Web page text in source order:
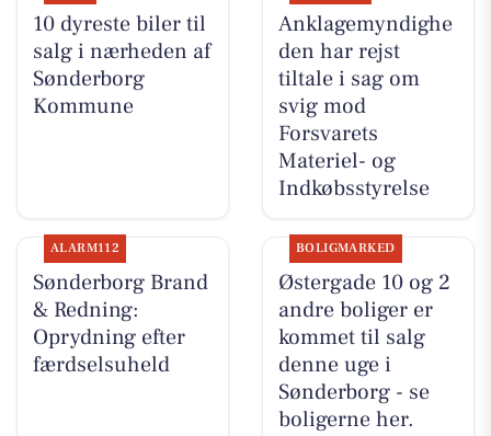
10 dyreste biler til
salg i nærheden af
Sønderborg
Kommune
Anklagemyndighe
den har rejst
tiltale i sag om
svig mod
Forsvarets
Materiel- og
Indkøbsstyrelse
ALARM112
Sønderborg Brand
& Redning:
Oprydning efter
færdselsuheld
BOLIGMARKED
Østergade 10 og 2
andre boliger er
kommet til salg
denne uge i
Sønderborg - se
boligerne her.